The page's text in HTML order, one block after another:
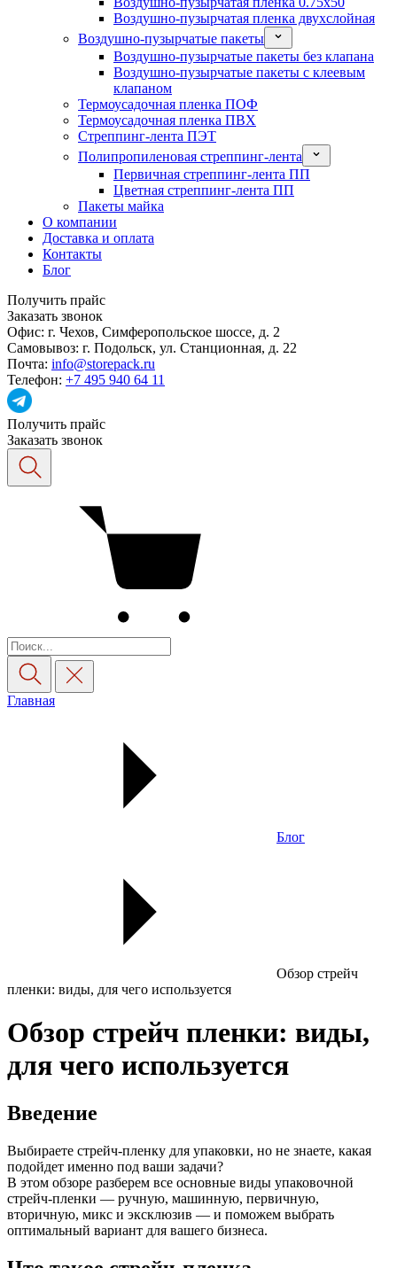
Воздушно-пузырчатая пленка двухслойная
Воздушно-пузырчатые пакеты
Воздушно-пузырчатые пакеты без клапана
Воздушно-пузырчатые пакеты с клеевым
клапаном
Термоусадочная пленка ПОФ
Термоусадочная пленка ПВХ
Стреппинг-лента ПЭТ
Полипропиленовая стреппинг-лента
Первичная стреппинг-лента ПП
Цветная стреппинг-лента ПП
Пакеты майка
О компании
Доставка и оплата
Контакты
Блог
Получить прайс
Заказать звонок
Офис: г. Чехов, Симферопольское шоссе, д. 2
Самовывоз: г. Подольск, ул. Станционная, д. 22
Почта: info@storepack.ru
Телефон: +7 495 940 64 11
Получить прайс
Заказать звонок
Главная
Блог
Обзор стрейч
пленки: виды, для чего используется
Обзор стрейч пленки: виды,
для чего используется
Введение
Выбираете стрейч-пленку для упаковки, но не знаете, какая
подойдет именно под ваши задачи?
В этом обзоре разберем все основные виды упаковочной
стрейч-пленки — ручную, машинную, первичную,
вторичную, микс и эксклюзив — и поможем выбрать
оптимальный вариант для вашего бизнеса.